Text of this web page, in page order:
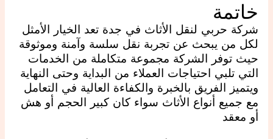
خاتمة
شركة حربي لنقل الأثاث في جدة تعد الخيار الأمثل
لكل من يبحث عن تجربة نقل سلسة وآمنة وموثوقة
حيث توفر الشركة مجموعة متكاملة من الخدمات
التي تلبي احتياجات العملاء من البداية وحتى النهاية
ويتميز الفريق بالخبرة والكفاءة العالية في التعامل
مع جميع أنواع الأثاث سواء كان كبير الحجم أو هش
أو معقد